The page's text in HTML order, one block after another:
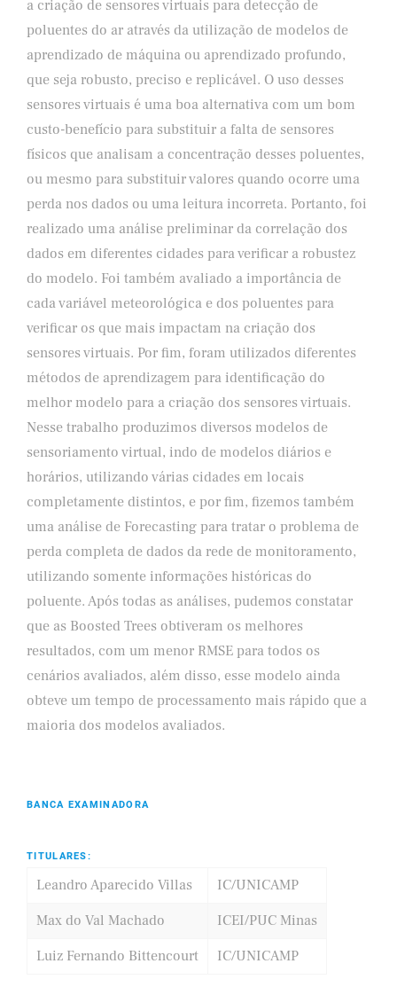
a criação de sensores virtuais para detecção de
poluentes do ar através da utilização de modelos de
aprendizado de máquina ou aprendizado profundo,
que seja robusto, preciso e replicável. O uso desses
sensores virtuais é uma boa alternativa com um bom
custo-benefício para substituir a falta de sensores
físicos que analisam a concentração desses poluentes,
ou mesmo para substituir valores quando ocorre uma
perda nos dados ou uma leitura incorreta. Portanto, foi
realizado uma análise preliminar da correlação dos
dados em diferentes cidades para verificar a robustez
do modelo. Foi também avaliado a importância de
cada variável meteorológica e dos poluentes para
verificar os que mais impactam na criação dos
sensores virtuais. Por fim, foram utilizados diferentes
métodos de aprendizagem para identificação do
melhor modelo para a criação dos sensores virtuais.
Nesse trabalho produzimos diversos modelos de
sensoriamento virtual, indo de modelos diários e
horários, utilizando várias cidades em locais
completamente distintos, e por fim, fizemos também
uma análise de Forecasting para tratar o problema de
perda completa de dados da rede de monitoramento,
utilizando somente informações históricas do
poluente. Após todas as análises, pudemos constatar
que as Boosted Trees obtiveram os melhores
resultados, com um menor RMSE para todos os
cenários avaliados, além disso, esse modelo ainda
obteve um tempo de processamento mais rápido que a
maioria dos modelos avaliados.
BANCA EXAMINADORA
TITULARES:
Leandro Aparecido Villas
IC/UNICAMP
Max do Val Machado
ICEI/PUC Minas
Luiz Fernando Bittencourt
IC/UNICAMP